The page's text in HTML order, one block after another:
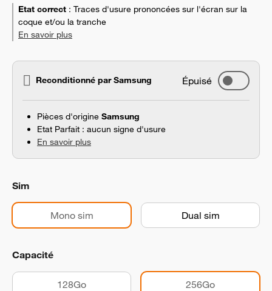
Etat correct : Traces d'usure prononcées sur l'écran sur la
coque et/ou la tranche
En savoir plus
Reconditionné par Samsung Épuisé
Pièces d'origine Samsung
Etat Parfait : aucun signe d'usure
En savoir plus
Sim
Mono sim Dual sim
Capacité
128Go 256Go